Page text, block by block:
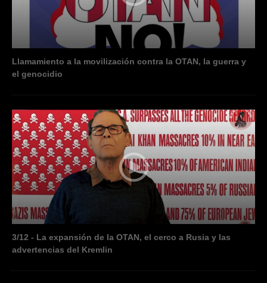
Llamamiento a la movilización contra la OTAN, la guerra y
el genocidio
3/12 - La expansión de la OTAN, el cerco a Rusia y las
advertencias del Kremlin